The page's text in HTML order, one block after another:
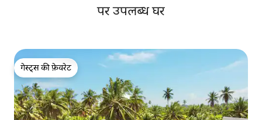
पर उपलब्ध घर
गेस्ट्स की फ़ेवरेट
गेस्ट्स की फ़ेवरेट